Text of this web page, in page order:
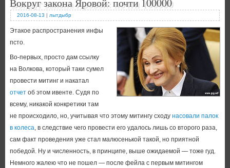
Вокруг закона Яровой: почти 100000
2016-08-13 | лытдыбр
Этакое распространения инфы
псто.
Во-первых, просто дам ссылку
на Волкова, который таки сумел
провести митинг и накатал
отчетоб этом ивенте. Судя по
всему, никакой конкретики там
не происходило, но, учитывая что этому митингу сходу насовали палок
в колеса, в следствие чего провести его удалось лишь со второго раза,
сам факт проведения уже стал малюсенькой такой, но приятной
победой. Ну и численность, в принципе, выше ожидаемой — тоже гуд.
Немного жалею что не пошел — после фейла с первым митингом